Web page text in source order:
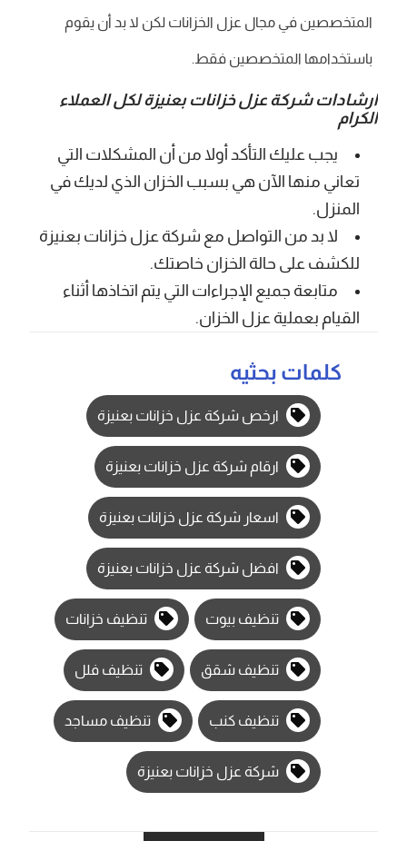
المتخصصين في مجال عزل الخزانات لكن لا بد أن يقوم
باستخدامها المتخصصين فقط.
ارشادات شركة عزل خزانات بعنيزة لكل العملاء
الكرام
يجب عليك التأكد أولا من أن المشكلات التي
تعاني منها الآن هي بسبب الخزان الذي لديك في
المنزل.
لا بد من التواصل مع شركة عزل خزانات بعنيزة
للكشف على حالة الخزان خاصتك.
متابعة جميع الإجراءات التي يتم اتخاذها أثناء
القيام بعملية عزل الخزان.
كلمات بحثيه
ارخص شركة عزل خزانات بعنيزة
ارقام شركة عزل خزانات بعنيزة
اسعار شركة عزل خزانات بعنيزة
افضل شركة عزل خزانات بعنيزة
تنظيف بيوت تنظيف خزانات
تنظيف شقق تنظيف فلل
تنظيف كنب تنظيف مساجد
شركة عزل خزانات بعنيزة